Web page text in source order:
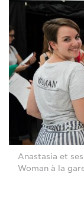
Anastasia et
Woman à la